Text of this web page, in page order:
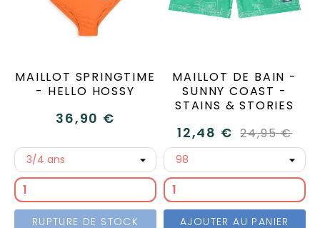
MAILLOT SPRINGTIME
- HELLO HOSSY
36,90 €
RUPTURE DE STOCK
MAILLOT DE BAIN -
SUNNY COAST -
STAINS & STORIES
12,48 € 24,95 €
AJOUTER AU PANIER